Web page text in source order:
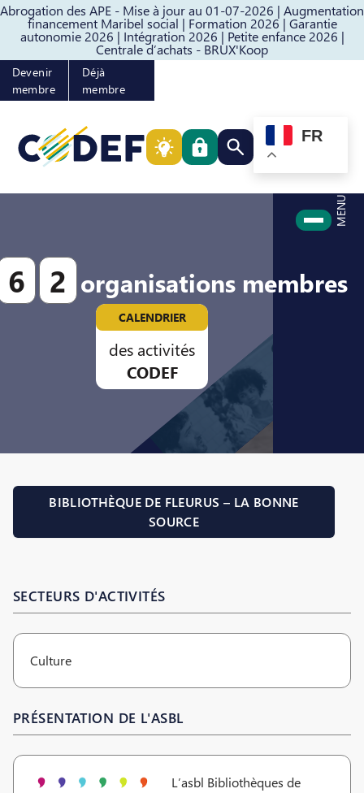
Abrogation des APE - Mise à jour au 01-07-2026 | Augmentation
financement Maribel social | Formation 2026 | Garantie
autonomie 2026 | Intégration 2026 | Petite enfance 2026 |
Centrale d’achats - BRUX'Koop
Passer au contenuPasser au pied de page
Devenir
membre
Déjà
membre
Rechercher quelque
FR
MENU
6 2 organisations membres
CALENDRIER
des activités
CODEF
BIBLIOTHÈQUE DE FLEURUS – LA BONNE
SOURCE
SECTEURS D'ACTIVITÉS
Culture
PRÉSENTATION DE L'ASBL
L’asbl Bibliothèques de